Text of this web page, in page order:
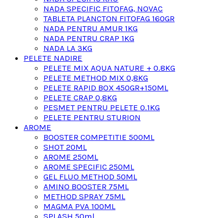
NADA SPECIFIC FITOFAG, NOVAC
TABLETA PLANCTON FITOFAG 160GR
NADA PENTRU AMUR 1KG
NADA PENTRU CRAP 1KG
NADA LA 3KG
PELETE NADIRE
PELETE MIX AQUA NATURE + 0.8KG
PELETE METHOD MIX 0,8KG
PELETE RAPID BOX 450GR+150ML
PELETE CRAP 0,8KG
PESMET PENTRU PELETE 0.1KG
PELETE PENTRU STURION
AROME
BOOSTER COMPETITIE 500ML
SHOT 20ML
AROME 250ML
AROME SPECIFIC 250ML
GEL FLUO METHOD 50ML
AMINO BOOSTER 75ML
METHOD SPRAY 75ML
MAGMA PVA 100ML
SPLASH 50ml